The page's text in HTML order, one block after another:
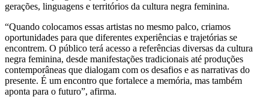
gerações, linguagens e territórios da cultura negra feminina.
“Quando colocamos essas artistas no mesmo palco, criamos
oportunidades para que diferentes experiências e trajetórias se
encontrem. O público terá acesso a referências diversas da cultura
negra feminina, desde manifestações tradicionais até produções
contemporâneas que dialogam com os desafios e as narrativas do
presente. É um encontro que fortalece a memória, mas também
aponta para o futuro”, afirma.